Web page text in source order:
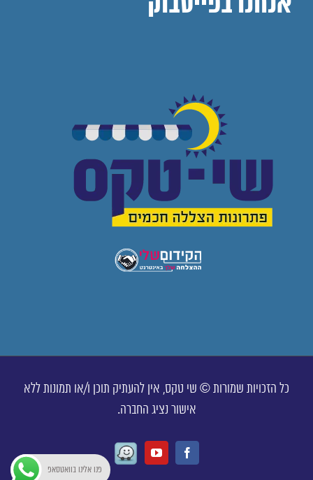
כל הזכויות שמורות © שי טקס, אין להעתיק תוכן ו/או תמונות ללא
אישור נציג החברה.
Facebook
Youtube
Waze
פנו אלינו בוואטסאפ